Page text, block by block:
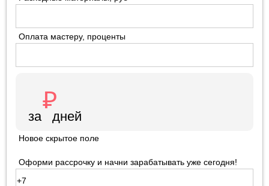
Оплата мастеру, проценты
Новое скрытое поле
Оформи рассрочку и начни зарабатывать уже сегодня!